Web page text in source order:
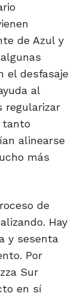
de Azul y
el desfasaje
al
regularizar
tanto
alinearse
más
de
Hay
y sesenta
Por
Sur
en sí